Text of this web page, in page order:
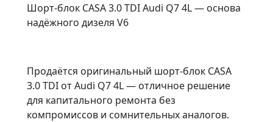
Шорт-блок CASA 3.0 TDI Audi Q7 4L — основа
надёжного дизеля V6
Продаётся оригинальный шорт-блок CASA
3.0 TDI от Audi Q7 4L — отличное решение
для капитального ремонта без
компромиссов и сомнительных аналогов.